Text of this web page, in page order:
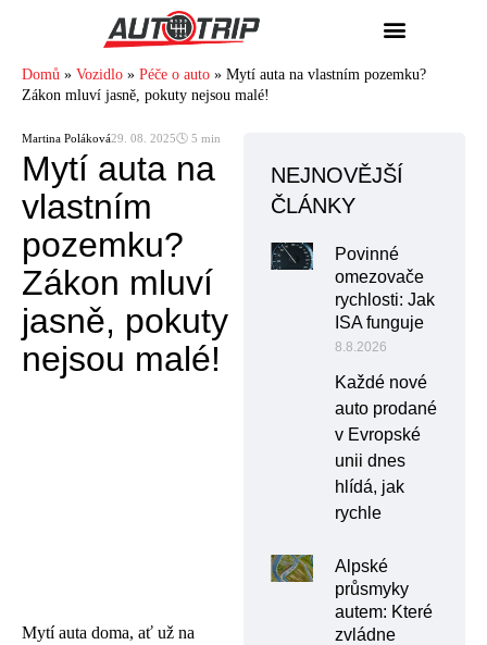
Domů » Vozidlo » Péče o auto » Mytí auta na vlastním pozemku?
Zákon mluví jasně, pokuty nejsou malé!
Martina Poláková29. 08. 2025🕓 5 min
Mytí auta na
vlastním
pozemku?
Zákon mluví
jasně, pokuty
nejsou malé!
Mytí auta doma, ať už na
NEJNOVĚJŠÍ
ČLÁNKY
Povinné
omezovače
rychlosti: Jak
ISA funguje
8.8.2026
Každé nové
auto prodané
v Evropské
unii dnes
hlídá, jak
rychle
Alpské
průsmyky
autem: Které
zvládne